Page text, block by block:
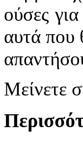
ούσες
αυτά που
Μείνετε